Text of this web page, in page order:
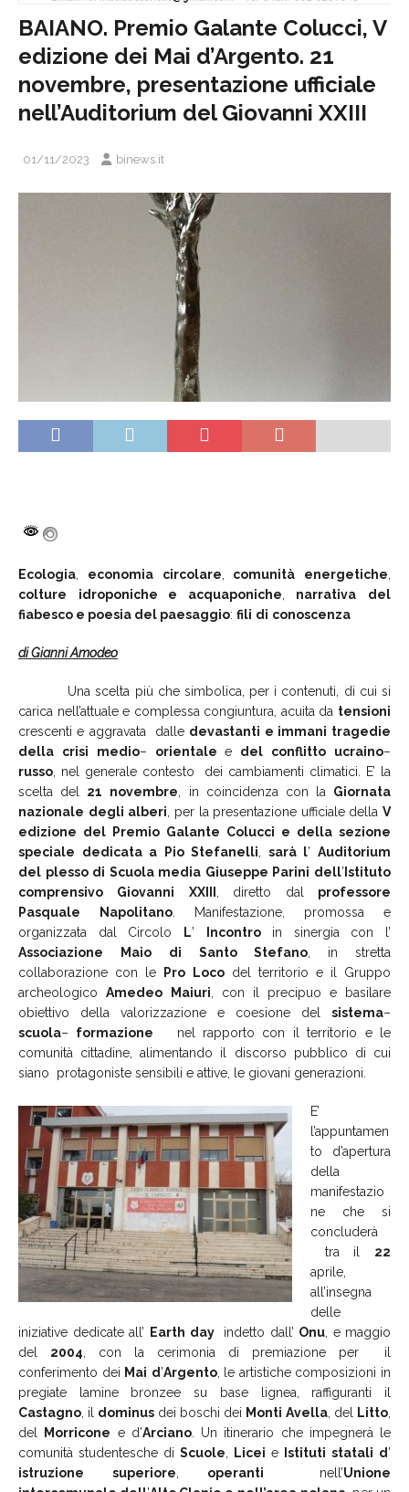
BAIANO. Premio Galante Colucci, V
edizione dei Mai d’Argento. 21
novembre, presentazione ufficiale
nell’Auditorium del Giovanni XXIII
01/11/2023 binews.it
Ecologia economia circolare comunità energetiche
colture
idroponiche e acquaponiche narrativa
del
fiabesco e poesia del paesaggio: fili di conoscenza
di GianniAmodeo
Una scelta più che simbolica, per i contenuti, di cui si
carica nell’attuale e complessa congiuntura, acuita da tensioni
crescenti e aggravata dalle devastanti e immani tragedie
della
crisi medio– orientale e del conflitto ucraino–
russo , nel generale contesto dei cambiamenti climatici. E’ la
scelta del 21 novembre , in coincidenza con la Giornata
nazionale degli alberi , per la presentazione ufficiale della V
edizione del Premio Galante Colucci e della sezione
speciale
dedicata a Pio Stefanelli sarà l’Auditorium
del plesso di Scuola media Giuseppe Parini dell’ Istituto
comprensivo
Giovanni XXIII , diretto dal professore
Pasquale
Napolitano . Manifestazione, promossa e
organizzata dal Circolo
L’ Incontroin sinergia con l’
Associazione
Maio di Santo Stefano , in stretta
collaborazione con le
Pro Loco del territorio e il Gruppo
archeologico Amedeo Maiuri , con il precipuo e basilare
obiettivo della valorizzazione e coesione del sistema–
scuola– formazione nel rapporto con il territorio e le
comunità cittadine, alimentando il discorso pubblico di cui
siano protagoniste sensibili e attive, le giovani generazioni.
E’
l’appuntamen
to d’apertura
della
manifestazio
ne che si
concluderà
tra il 22
aprile,
all’insegna
delle
iniziative dedicate all’
Earth day indetto dall’ Onu , e maggio
del 2004 , con la cerimonia di premiazione per il
conferimento dei Mai d ’Argento, le artistiche composizioni in
pregiate lamine bronzee su base lignea, raffiguranti il
Castagno , il dominus dei boschi dei Monti Avella , del Litto
del
Morricone e d’Arciano. Un itinerario che impegnerà le
comunità studentesche di Scuole Licei e Istituti statali d ’
istruzione
superiore operanti nell’Unione